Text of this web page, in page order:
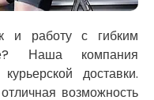
и работу с гибким
Наша компания
доставки.
возможность